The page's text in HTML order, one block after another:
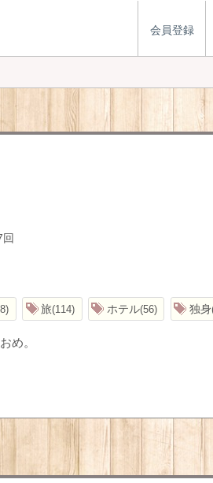
会員登録
回
旅 114 ホテル 56 独身
め。